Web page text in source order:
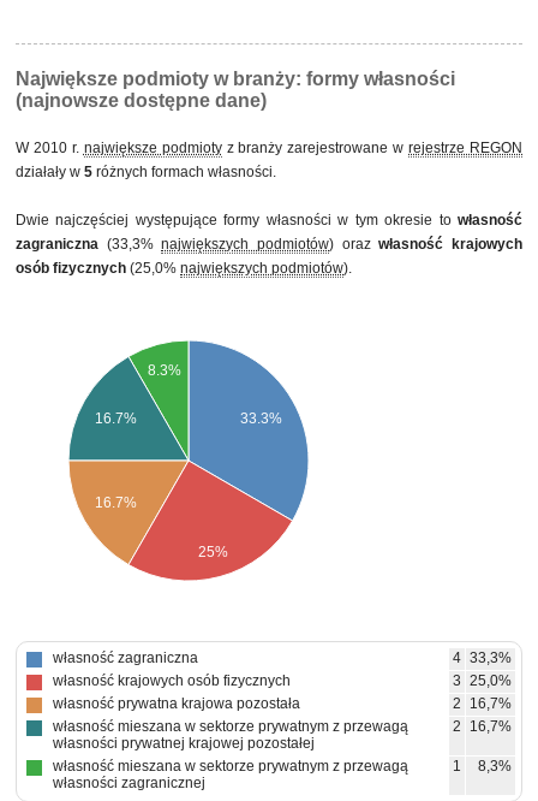
Największe podmioty w branży: formy własności
(najnowsze dostępne dane)
W 2010 r. największe podmiotyz branży zarejestrowane wrejestrze REGON
działały w 5 różnych formach własności.
Dwie najczęściej występujące formy własności w tym okresie to własność
zagraniczna (33,3%największych podmiotów) orazwłasność krajowych
osób fizycznych (25,0% największych podmiotów).
33.3%
8.3%
16.7%
16.7%
25%
własność zagraniczna 4 33,3%
własność krajowych osób fizycznych
3 25,0%
własność prywatna krajowa pozostała
2
16,7%
własność mieszana w sektorze prywatnym z przewagą
własności prywatnej krajowej pozostałej
2 16,7%
własność mieszana w sektorze prywatnym z przewagą
własności zagranicznej
1 8,3%